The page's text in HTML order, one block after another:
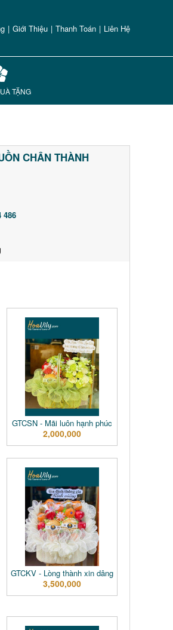
| Giới Thiệu | Thanh Toán | Liên Hệ
TẶNG
CHÂN THÀNH
486
GTCSN - Mãi luôn hạnh phúc
2,000,000
GTCKV - Lòng thành xin dâng
3,500,000